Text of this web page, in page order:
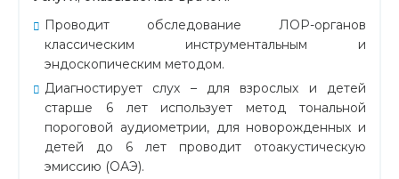
Проводит обследование ЛОР-органов
классическим инструментальным и
эндоскопическим методом.
Диагностирует слух – для взрослых и детей
старше 6 лет использует метод тональной
пороговой аудиометрии, для новорожденных и
детей до 6 лет проводит отоакустическую
эмиссию (ОАЭ).